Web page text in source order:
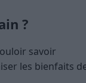
?
savoir
les bienfaits